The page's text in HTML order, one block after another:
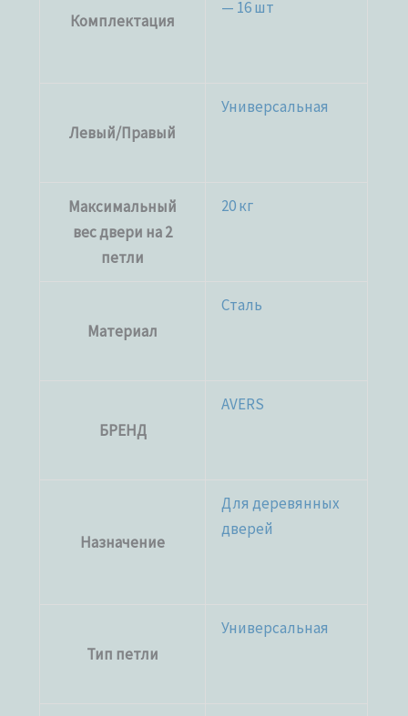
Комплектация
— 16 шт
Левый/Правый
Универсальная
Максимальный
вес двери на 2
петли
20 кг
Материал
Сталь
БРЕНД
AVERS
Назначение
Для деревянных
дверей
Тип петли
Универсальная